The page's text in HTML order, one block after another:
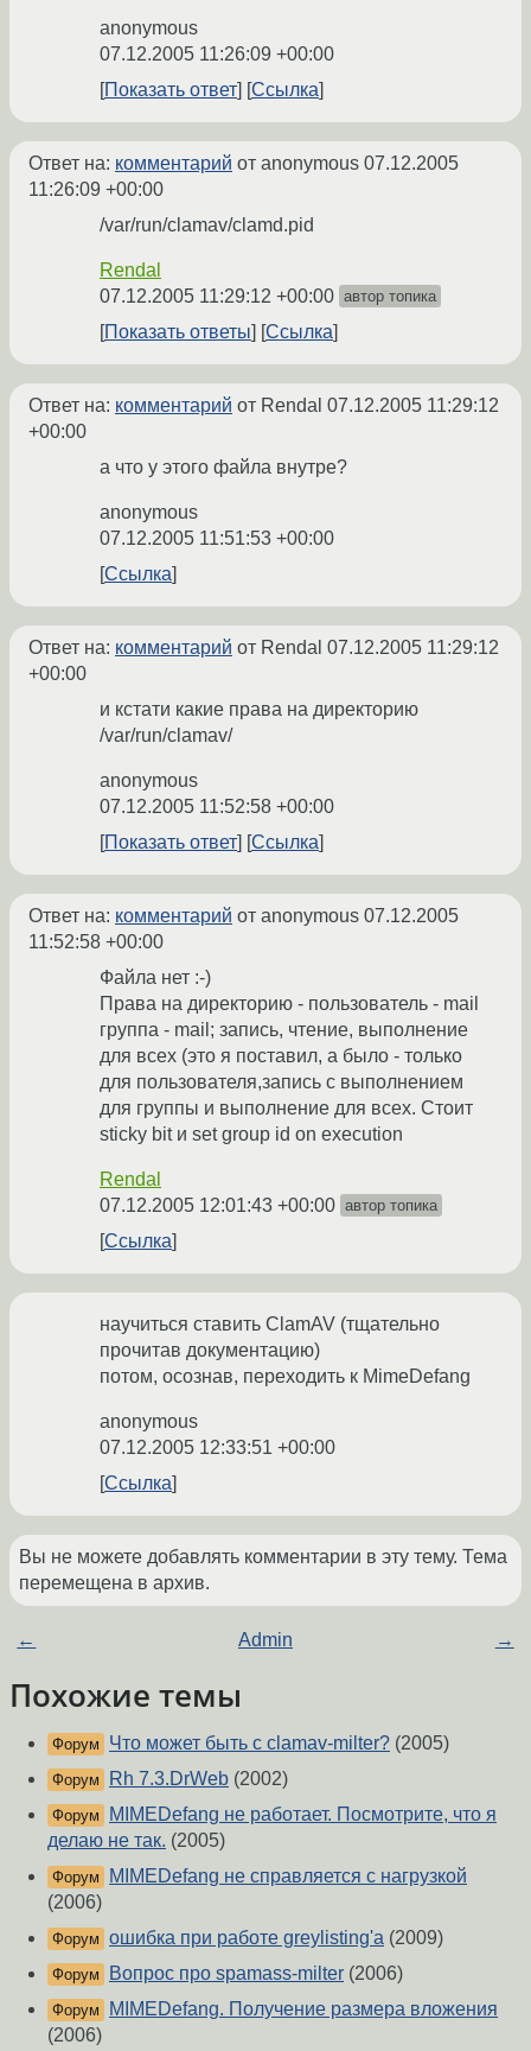
anonymous
07.12.2005 11:26:09 +00:00
Показать ответ
Ссылка
Ответ на: комментарий от anonymous 07.12.2005
11:26:09 +00:00
/var/run/clamav/clamd.pid
Rendal
07.12.2005 11:29:12 +00:00 автор топика
Показать ответы Ссылка
Ответ на: комментарий от Rendal 07.12.2005 11:29:12
+00:00
а что у этого файла внутре?
anonymous
07.12.2005 11:51:53 +00:00
Ссылка
Ответ на: комментарий от Rendal 07.12.2005 11:29:12
+00:00
и кстати какие права на директорию
/var/run/clamav/
anonymous
07.12.2005 11:52:58 +00:00
Показать ответ
Ссылка
Ответ на: комментарий от anonymous 07.12.2005
11:52:58 +00:00
Файла нет :-)
Права на директорию - пользователь - mail
группа - mail; запись, чтение, выполнение
для всех (это я поставил, а было - только
для пользователя,запись с выполнением
для группы и выполнение для всех. Стоит
sticky bit и set group id on execution
Rendal
07.12.2005 12:01:43 +00:00 автор топика
Ссылка
научиться ставить ClamAV (тщательно
прочитав документацию)
потом, осознав, переходить к MimeDefang
anonymous
07.12.2005 12:33:51 +00:00
Ссылка
Вы не можете добавлять комментарии в эту тему. Тема
перемещена в архив.
← Admin →
Похожие темы
Форум Что может быть с clamav-milter? (2005)
Форум Rh 7.3.DrWeb (2002)
Форум
MIMEDefang не работает. Посмотрите, что я
делаю не так. (2005)
Форум
MIMEDefang не справляется с нагрузкой
(2006)
Форум ошибка при работе greylisting'a (2009)
Форум Вопрос про spamass-milter (2006)
Форум
MIMEDefang. Получение размера вложения
(2006)